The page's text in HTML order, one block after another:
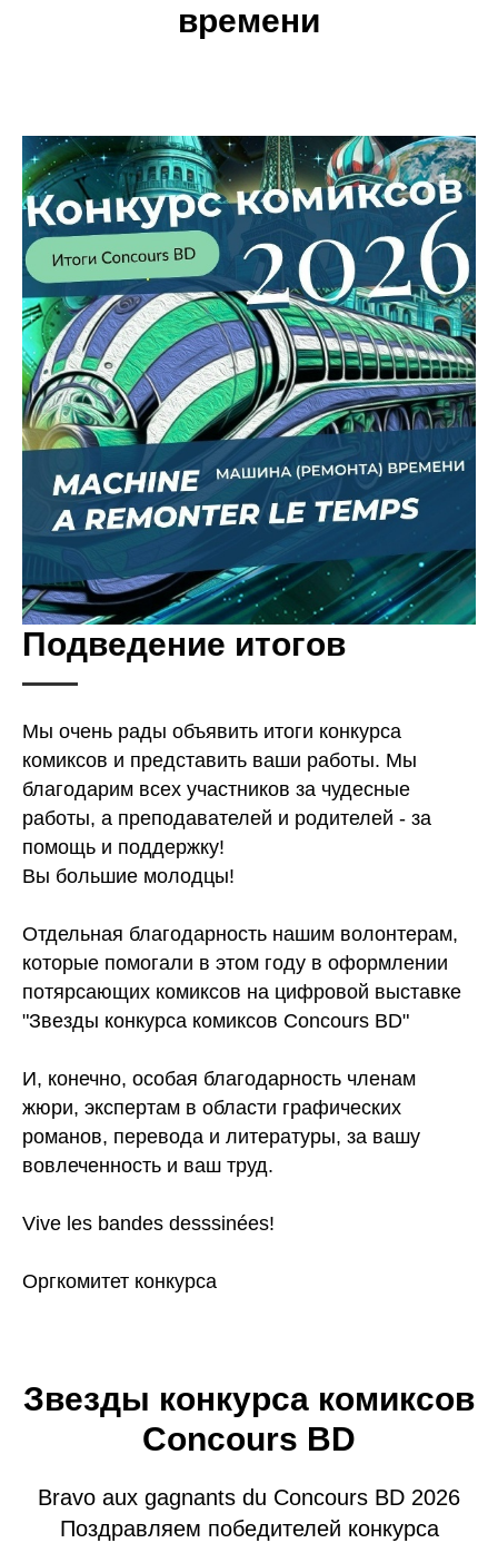
времени
Подведение итогов
Мы очень рады объявить итоги конкурса
комиксов и представить ваши работы. Мы
благодарим всех участников за чудесные
работы, а преподавателей и родителей - за
помощь и поддержку!
Вы большие молодцы!
Отдельная благодарность нашим волонтерам,
которые помогали в этом году в оформлении
потярсающих комиксов на цифровой выставке
"Звезды конкурса комиксов Concours BD"
И, конечно, особая благодарность членам
жюри, экспертам в области графических
романов, перевода и литературы, за вашу
вовлеченность и ваш труд.
Vive les bandes desssinées!
Оргкомитет конкурса
Звезды конкурса комиксов
Concours BD
Bravo aux gagnants du Concours BD 2026
Поздравляем победителей конкурса